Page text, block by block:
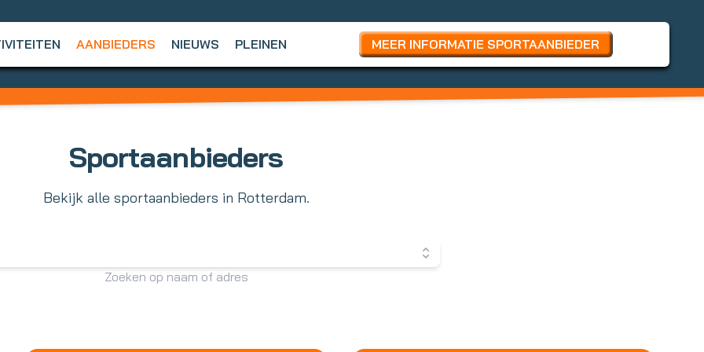
AANBIEDERS NIEUWS PLEINEN MEER INFORMATIE SPORTAANBIEDER
Sportaanbieders
Bekijk alle sportaanbieders in Rotterdam.
Zoeken op naam of adres